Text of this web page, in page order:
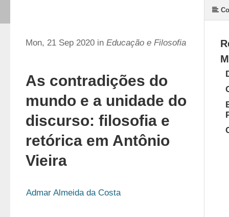
Mon, 21 Sep 2020 in Educação e Filosofia
As contradições do
mundo e a unidade do
discurso: filosofia e
retórica em Antônio
Vieira
Admar Almeida da Costa